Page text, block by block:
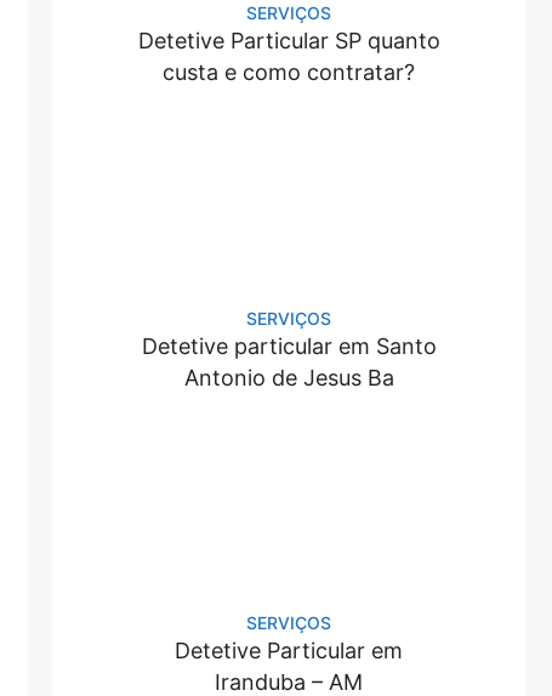
SERVIÇOS
Detetive Particular SP quanto
custa e como contratar?
SERVIÇOS
Detetive particular em Santo
Antonio de Jesus Ba
SERVIÇOS
Detetive Particular em
Iranduba – AM